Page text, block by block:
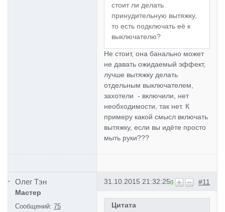
стоит ли делать
принудительную вытяжку,
то есть подключать её к
выключателю?
Не стоит, она банально может
не давать ожидаемый эффект,
лучше вытяжку делать
отдельным выключателем,
захотели - включили, нет
необходимости, так нет. К
примеру какой смысл включать
вытяжку, если вы идёте просто
мыть руки???
Олег Тэн
Мастер
Сообщений: 75
#11
0
31.10.2015 21:32:25
Цитата